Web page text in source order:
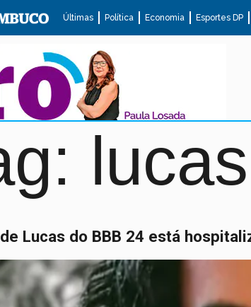
Últimas Política Economia Esportes DP
Lucas do BBB 24 está